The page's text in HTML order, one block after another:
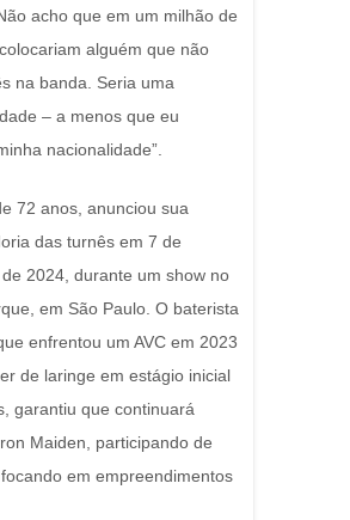
acho que em um milhão de
alguém que não
na banda. Seria uma
– a menos que eu
nacionalidade”.
72 anos, anunciou sua
das turnês em 7 de
2024, durante um show no
em São Paulo. O baterista
enfrentou um AVC em 2023
de laringe em estágio inicial
garantiu que continuará
Maiden, participando de
em empreendimentos